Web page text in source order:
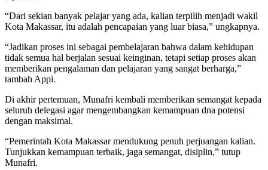
“Dari sekian banyak pelajar yang ada, kalian terpilih menjadi wakil
Kota Makassar, itu adalah pencapaian yang luar biasa,” ungkapnya.
“Jadikan proses ini sebagai pembelajaran bahwa dalam kehidupan
tidak semua hal berjalan sesuai keinginan, tetapi setiap proses akan
memberikan pengalaman dan pelajaran yang sangat berharga,”
tambah Appi.
Di akhir pertemuan, Munafri kembali memberikan semangat kepada
seluruh delegasi agar mengembangkan kemampuan dna potensi
dengan maksimal.
“Pemerintah Kota Makassar mendukung penuh perjuangan kalian.
Tunjukkan kemampuan terbaik, jaga semangat, disiplin,” tutup
Munafri.